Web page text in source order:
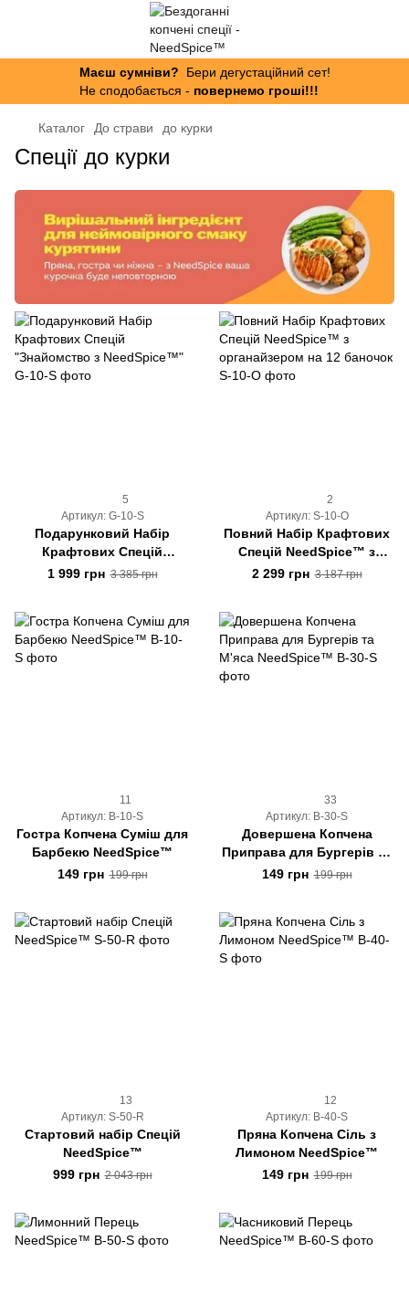
Маєш сумніви? Бери дегустаційний сет!
Не сподобається - повернемо гроші!!!
Каталог До страви до курки
Спеції до курки
5
Артикул: G-10-S
Подарунковий Набір
Крафтових Спецій
"Знайомство з
1 999 грн 3 385 грн
2
Артикул: S-10-O
Повний Набір Крафтових
Спецій NeedSpice™ з
органайзером на 12
2 299 грн 3 187 грн
11
Артикул: B-10-S
Гостра Копчена Суміш для
Барбекю NeedSpice™
149 грн 199 грн
33
Артикул: B-30-S
Довершена Копчена
Приправа для Бургерів та
М'яса NeedSpice™
149 грн 199 грн
13
Артикул: S-50-R
Стартовий набір Спецій
NeedSpice™
999 грн 2 043 грн
12
Артикул: B-40-S
Пряна Копчена Сіль з
Лимоном NeedSpice™
149 грн 199 грн